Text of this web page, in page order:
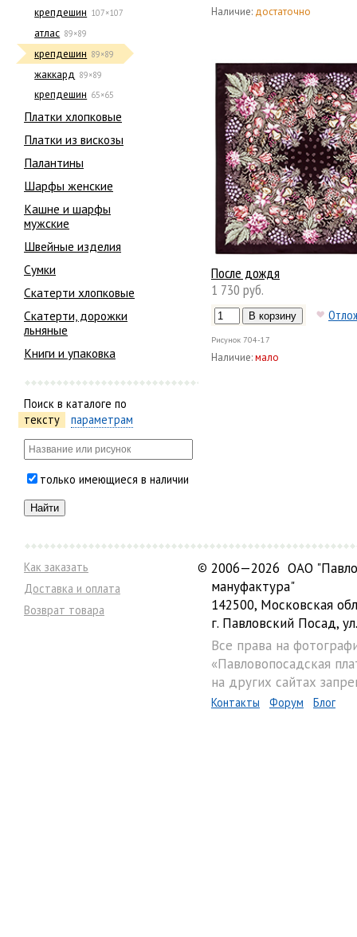
крепдешин 107×107
атлас 89×89
крепдешин 89×89
жаккард 89×89
крепдешин 65×65
Платки хлопковые
Платки из вискозы
Палантины
Шарфы женские
Кашне и шарфы
мужские
Швейные изделия
Сумки
Скатерти хлопковые
Скатерти, дорожки
льняные
Книги и упаковка
Поиск в каталоге по
тексту
параметрам
только имеющиеся в наличии
Наличие: достаточно
После дождя
1 730 руб.
Рисунок 704-17
Наличие:мало
Как заказать
Доставка и оплата
Возврат товара
© 2006—2026 ОАО
мануфактура"
142500, Московская
г. Павловский Посад,
Все права на
«Павловопосадская
на других сайтах
Контакты Форум Блог